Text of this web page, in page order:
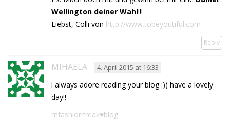
Wellington deiner Wahl!!!
Liebst, Colli von http://www.tobeyoutiful.com
Reply
MIHAELA 4. April 2015 at 16:33
i always adore reading your blog :)) have a lovely
day!!
mfashionfreak♥blog